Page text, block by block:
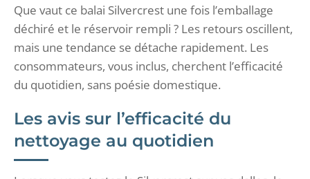
Que vaut ce balai Silvercrest une fois l’emballage
déchiré et le réservoir rempli ? Les retours oscillent,
mais une tendance se détache rapidement. Les
consommateurs, vous inclus, cherchent l’efficacité
du quotidien, sans poésie domestique.
Les avis sur l’efficacité du
nettoyage au quotidien